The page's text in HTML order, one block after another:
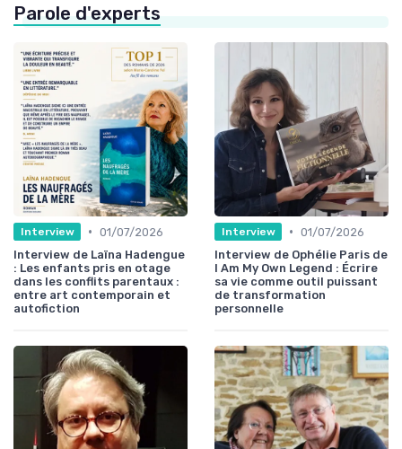
Parole d'experts
Interview • 01/07/2026
Interview de Laïna Hadengue
: Les enfants pris en otage
dans les conflits parentaux :
entre art contemporain et
autofiction
Interview • 01/07/2026
Interview de Ophélie Paris de
I Am My Own Legend : Écrire
sa vie comme outil puissant
de transformation
personnelle